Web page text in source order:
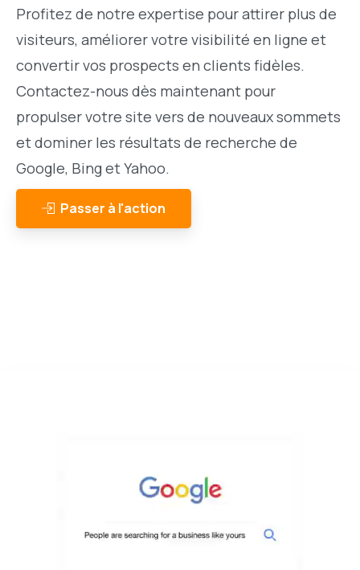
Profitez de notre expertise pour attirer plus de
visiteurs, améliorer votre visibilité en ligne et
convertir vos prospects en clients fidèles.
Contactez-nous dès maintenant pour
propulser votre site vers de nouveaux sommets
et dominer les résultats de recherche de
Google, Bing et Yahoo.
Passer à l'action